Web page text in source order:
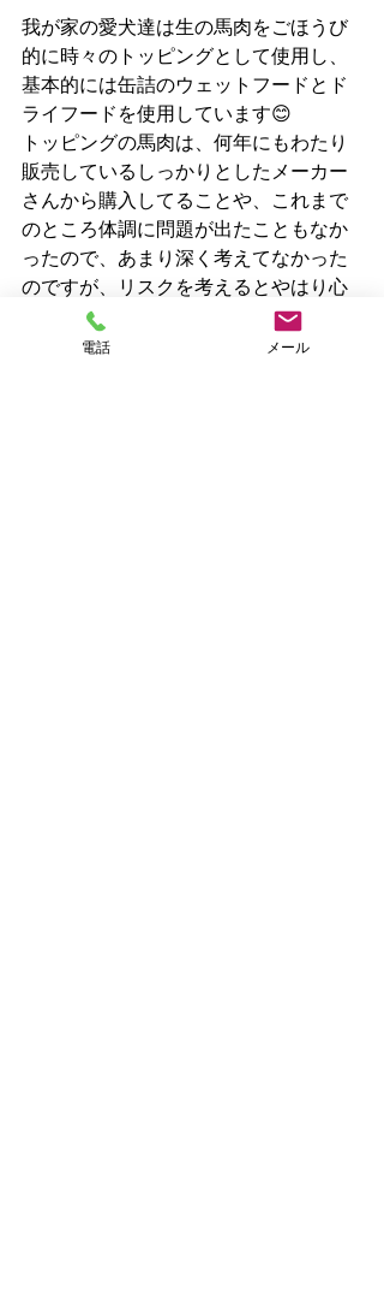
我が家の愛犬達は生の馬肉をごほうび
的に時々のトッピングとして使用し、
基本的には缶詰のウェットフードとド
ライフードを使用しています😊
トッピングの馬肉は、何年にもわたり
販売しているしっかりとしたメーカー
さんから購入してることや、これまで
のところ体調に問題が出たこともなか
ったので、あまり深く考えてなかった
のですが、リスクを考えるとやはり心
配になってしまいました💦
現在、冷凍庫にある馬肉は加熱してか
電話 メール